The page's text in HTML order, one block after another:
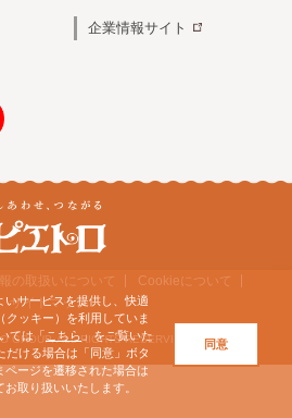
企業情報サイト
の取扱いについて
Cookieについて
サイトマップ
GROUP. ALL RIGHTS RESERVED.
いサービスを提供し、快適
クッキー）を利用していま
ては「こちら」をご覧いた
だける場合は「同意」ボタ
ページを遷移された場合は
取り扱いいたします。
同意